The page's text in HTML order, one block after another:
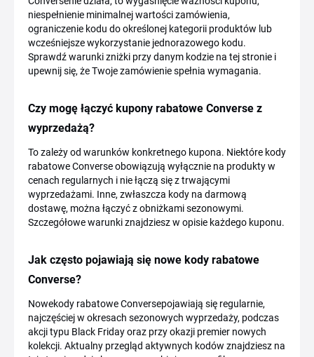
niespełnienie minimalnej wartości zamówienia,
ograniczenie kodu do określonej kategorii produktów lub
wcześniejsze wykorzystanie jednorazowego kodu.
Sprawdź warunki zniżki przy danym kodzie na tej stronie i
upewnij się, że Twoje zamówienie spełnia wymagania.
Czy mogę łączyć kupony rabatowe Converse z
wyprzedażą?
To zależy od warunków konkretnego kupona. Niektóre kody
rabatowe Converse obowiązują wyłącznie na produkty w
cenach regularnych i nie łączą się z trwającymi
wyprzedażami. Inne, zwłaszcza kody na darmową
dostawę, można łączyć z obniżkami sezonowymi.
Szczegółowe warunki znajdziesz w opisie każdego kuponu.
Jak często pojawiają się nowe kody rabatowe
Converse?
Nowekody rabatowe Conversepojawiają się regularnie,
najczęściej w okresach sezonowych wyprzedaży, podczas
akcji typu Black Friday oraz przy okazji premier nowych
kolekcji. Aktualny przegląd aktywnych kodów znajdziesz na